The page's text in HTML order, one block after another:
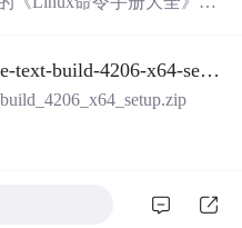
显式定义，最后给出在
、容器虚拟化等核心领
说明和典型用法示例，并
支持人员，尤其适合工作1
Delphi 13.1控件之sublime-text-build-4206-x64-setup.zip